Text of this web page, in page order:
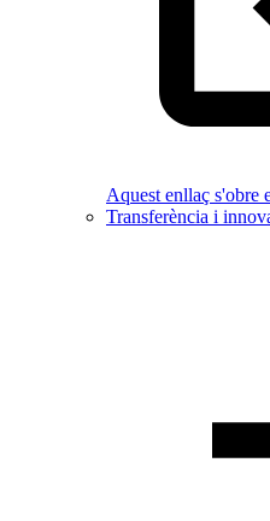
Aquest enllaç s'obre
Transferència i